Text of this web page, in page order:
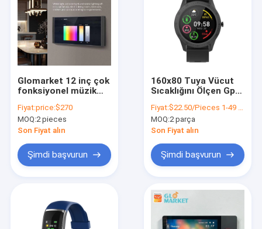
Ürünler
Glomarket 12 inç çok
fonksiyonel müzik
dokunmatik ekran
Zigbee geçit duvar
merkezi kontrol
için anahtar
Fiyat:price:$270
MOQ:2 pieces
Son Fiyat alın
Şimdi başvurun
160x80 Tuya Vücut
Sıcaklığını Ölçen Gps
Fiyat:$22.50/Pieces 1-49 Pieces
MOQ:2 parça
Son Fiyat alın
Şimdi başvurun